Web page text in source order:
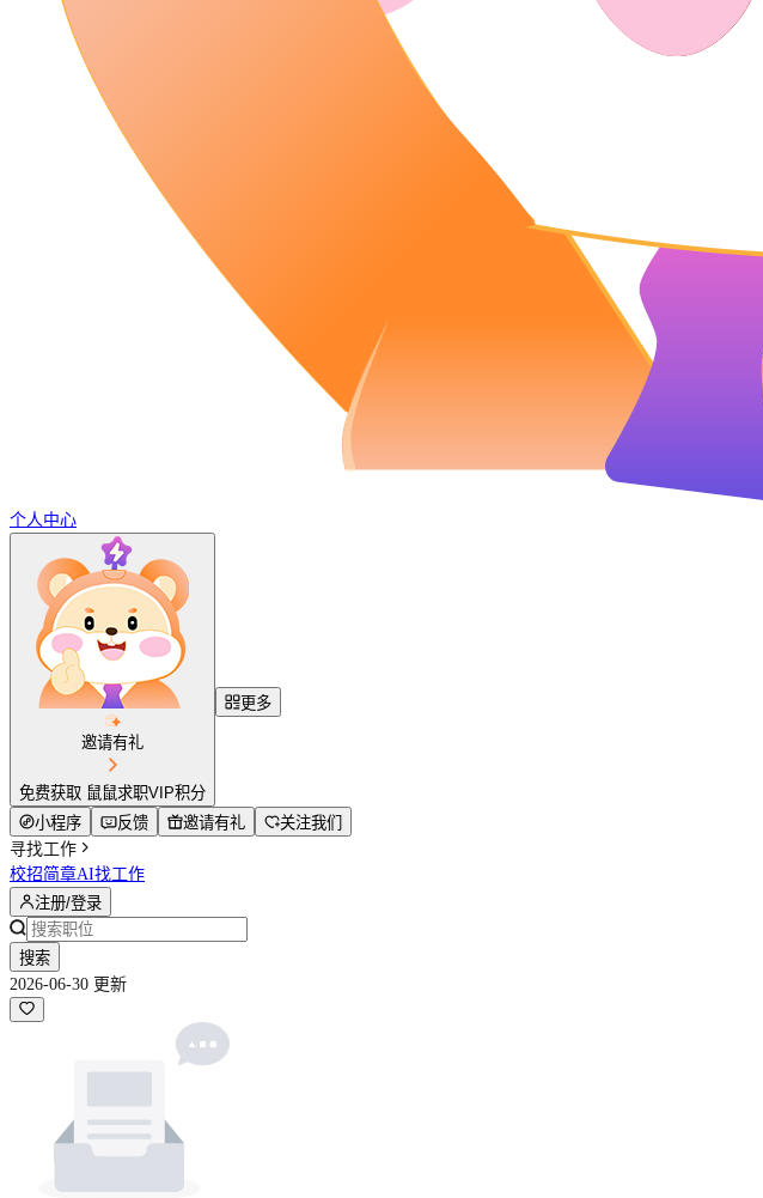
个人中心
邀请有礼
免费获取 鼠鼠求职VIP积分
更多
小程序 反馈 邀请有礼
关注我们
寻找工作
校招简章AI找工作
注册/登录
搜索
2026-06-30 更新